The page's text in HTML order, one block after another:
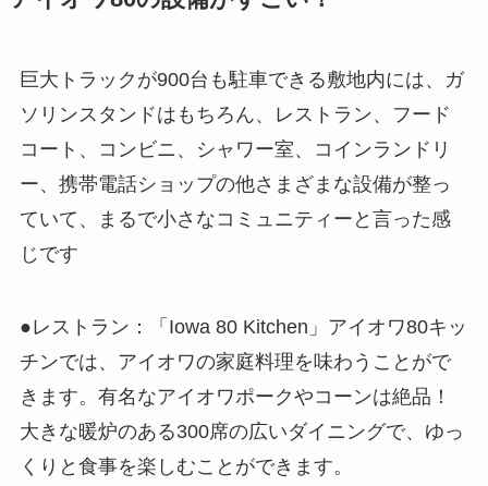
巨大トラックが900台も駐車できる敷地内には、ガ
ソリンスタンドはもちろん、レストラン、フード
コート、コンビニ、シャワー室、コインランドリ
ー、携帯電話ショップの他さまざまな設備が整っ
ていて、まるで小さなコミュニティーと言った感
じです
●レストラン：「Iowa 80 Kitchen」アイオワ80キッ
チンでは、アイオワの家庭料理を味わうことがで
きます。有名なアイオワポークやコーンは絶品！
大きな暖炉のある300席の広いダイニングで、ゆっ
くりと食事を楽しむことができます。